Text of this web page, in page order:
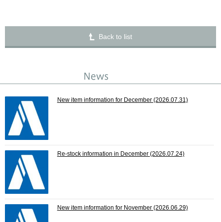
Back to list
New item information for December (2026.07.31)
Re-stock information in December (2026.07.24)
New item information for November (2026.06.29)